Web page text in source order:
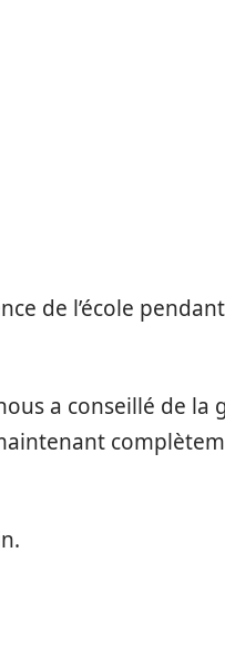
de l’école
a conseillé de la